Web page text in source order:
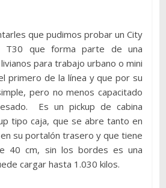
que pudimos probar un City
T30 que forma parte de una
para trabajo urbano o mini
primero de la línea y que por su
pero no menos capacitado
Es un pickup de cabina
tipo caja, que se abre tanto en
su portalón trasero y que tiene
40 cm, sin los bordes es una
cargar hasta 1.030 kilos.